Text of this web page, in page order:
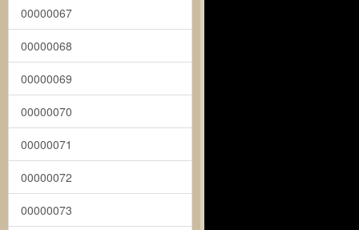
00000067
00000068
00000069
00000070
00000071
00000072
00000073